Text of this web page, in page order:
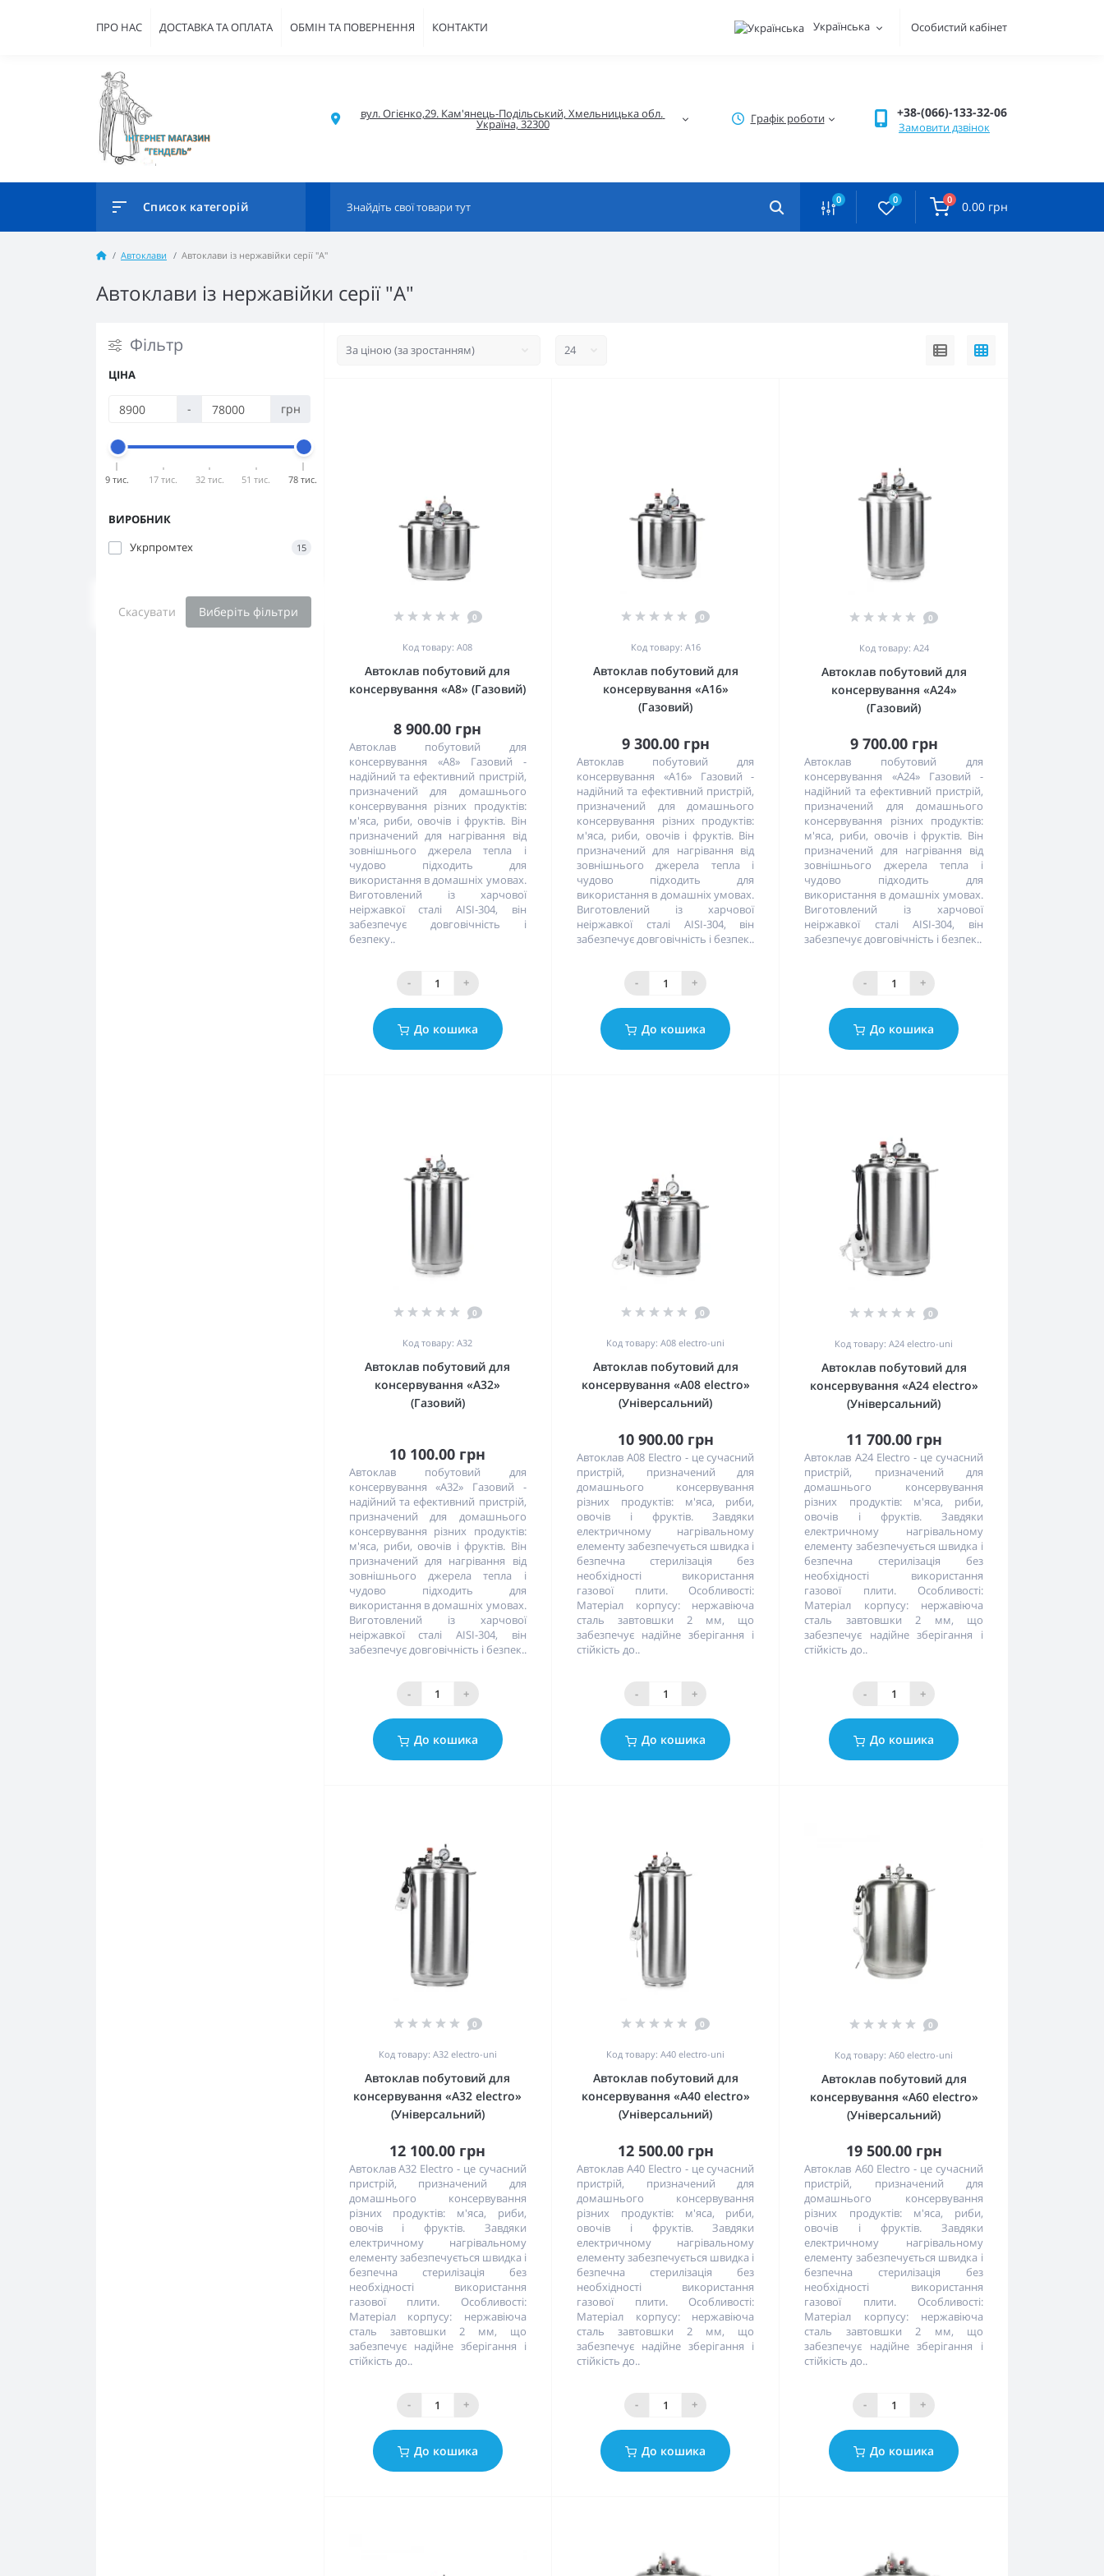
ПРО НАС ДОСТАВКА ТА ОПЛАТА ОБМІН ТА ПОВЕРНЕННЯ КОНТАКТИ Українська Особистий кабінет
вул. Огієнко,29. Кам'янець-Подільський, Хмельницька обл.
Україна, 32300 Графік роботи +38-(066)-133-32-06
Замовити дзвінок
Список категорій 0 0 0 0.00 грн
Автоклави Автоклави із нержавійки серії "А"
Автоклави із нержавійки серії "А"
Фільтр
ЦІНА
- грн
9 тис. 17 тис. 32 тис. 51 тис. 78 тис.
ВИРОБНИК
Укрпромтех
15
Скасувати Виберіть фільтри 0
Код товару: А08
Автоклав побутовий для
консервування «А8» (Газовий)
8 900.00 грн
Автоклав побутовий для
консервування «А8» Газовий -
надійний та ефективний пристрій,
призначений для домашнього
консервування різних продуктів:
м'яса, риби, овочів і фруктів. Він
призначений для нагрівання від
зовнішнього джерела тепла і
чудово підходить для
використання в домашніх умовах.
Виготовлений із харчової
неіржавкої сталі AISI-304, він
забезпечує довговічність і
безпеку..
- +
До кошика
0
Код товару: А16
Автоклав побутовий для
консервування «А16»
(Газовий)
9 300.00 грн
Автоклав побутовий для
консервування «А16» Газовий -
надійний та ефективний пристрій,
призначений для домашнього
консервування різних продуктів:
м'яса, риби, овочів і фруктів. Він
призначений для нагрівання від
зовнішнього джерела тепла і
чудово підходить для
використання в домашніх умовах.
Виготовлений із харчової
неіржавкої сталі AISI-304, він
забезпечує довговічність і безпек..
- +
До кошика
0
Код товару: А24
Автоклав побутовий для
консервування «А24»
(Газовий)
9 700.00 грн
Автоклав побутовий для
консервування «А24» Газовий -
надійний та ефективний пристрій,
призначений для домашнього
консервування різних продуктів:
м'яса, риби, овочів і фруктів. Він
призначений для нагрівання від
зовнішнього джерела тепла і
чудово підходить для
використання в домашніх умовах.
Виготовлений із харчової
неіржавкої сталі AISI-304, він
забезпечує довговічність і безпек..
- +
До кошика
0
Код товару: А32
Автоклав побутовий для
консервування «А32»
(Газовий)
10 100.00 грн
Автоклав побутовий для
консервування «А32» Газовий -
надійний та ефективний пристрій,
призначений для домашнього
консервування різних продуктів:
м'яса, риби, овочів і фруктів. Він
призначений для нагрівання від
зовнішнього джерела тепла і
чудово підходить для
використання в домашніх умовах.
Виготовлений із харчової
неіржавкої сталі AISI-304, він
забезпечує довговічність і безпек..
- +
До кошика
0
Код товару: А08 electro-uni
Автоклав побутовий для
консервування «А08 electro»
(Універсальний)
10 900.00 грн
Автоклав A08 Electro - це сучасний
пристрій, призначений для
домашнього консервування
різних продуктів: м'яса, риби,
овочів і фруктів. Завдяки
електричному нагрівальному
елементу забезпечується швидка і
безпечна стерилізація без
необхідності використання
газової плити. Особливості:
Матеріал корпусу: нержавіюча
сталь завтовшки 2 мм, що
забезпечує надійне зберігання і
стійкість до..
- +
До кошика
0
Код товару: А24 electro-uni
Автоклав побутовий для
консервування «А24 electro»
(Універсальний)
11 700.00 грн
Автоклав A24 Electro - це сучасний
пристрій, призначений для
домашнього консервування
різних продуктів: м'яса, риби,
овочів і фруктів. Завдяки
електричному нагрівальному
елементу забезпечується швидка і
безпечна стерилізація без
необхідності використання
газової плити. Особливості:
Матеріал корпусу: нержавіюча
сталь завтовшки 2 мм, що
забезпечує надійне зберігання і
стійкість до..
- +
До кошика
0
Код товару: А32 electro-uni
Автоклав побутовий для
консервування «А32 electro»
(Універсальний)
12 100.00 грн
Автоклав A32 Electro - це сучасний
пристрій, призначений для
домашнього консервування
різних продуктів: м'яса, риби,
овочів і фруктів. Завдяки
електричному нагрівальному
елементу забезпечується швидка і
безпечна стерилізація без
необхідності використання
газової плити. Особливості:
Матеріал корпусу: нержавіюча
сталь завтовшки 2 мм, що
забезпечує надійне зберігання і
стійкість до..
- +
До кошика
0
Код товару: А40 electro-uni
Автоклав побутовий для
консервування «А40 electro»
(Універсальний)
12 500.00 грн
Автоклав A40 Electro - це сучасний
пристрій, призначений для
домашнього консервування
різних продуктів: м'яса, риби,
овочів і фруктів. Завдяки
електричному нагрівальному
елементу забезпечується швидка і
безпечна стерилізація без
необхідності використання
газової плити. Особливості:
Матеріал корпусу: нержавіюча
сталь завтовшки 2 мм, що
забезпечує надійне зберігання і
стійкість до..
- +
До кошика
0
Код товару: А60 electro-uni
Автоклав побутовий для
консервування «А60 electro»
(Універсальний)
19 500.00 грн
Автоклав A60 Electro - це сучасний
пристрій, призначений для
домашнього консервування
різних продуктів: м'яса, риби,
овочів і фруктів. Завдяки
електричному нагрівальному
елементу забезпечується швидка і
безпечна стерилізація без
необхідності використання
газової плити. Особливості:
Матеріал корпусу: нержавіюча
сталь завтовшки 2 мм, що
забезпечує надійне зберігання і
стійкість до..
- +
До кошика